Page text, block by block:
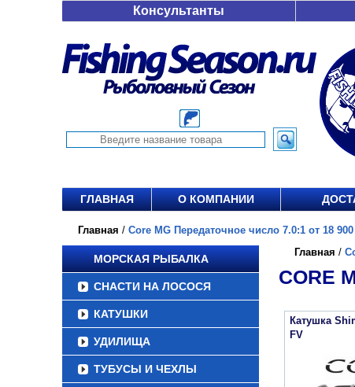
Консультанты
ГЛАВНАЯ О КОМПАНИИ
Главная / Core MG Передаточное число 7.0:1 от 18
МОРСКАЯ РЫБАЛКА
СНАСТИ НА ЛОСОСЯ
КАТУШКИ
УДИЛИЩА
ТУБУСЫ И ЧЕХЛЫ
Главная /
CORE
Катушка
FV